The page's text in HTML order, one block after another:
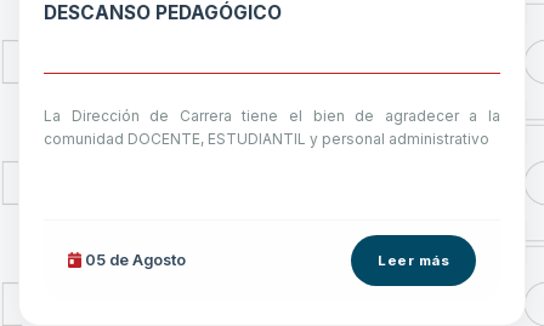
DESCANSO PEDAGÓGICO
La Dirección de Carrera tiene el bien de agradecer a la
comunidad DOCENTE, ESTUDIANTIL y personal administrativo
05 de Agosto Leer más